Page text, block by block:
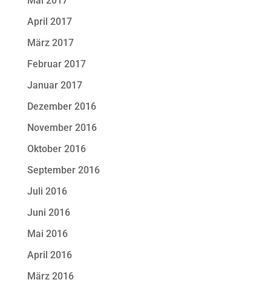
April 2017
März 2017
Februar 2017
Januar 2017
Dezember 2016
November 2016
Oktober 2016
September 2016
Juli 2016
Juni 2016
Mai 2016
April 2016
März 2016